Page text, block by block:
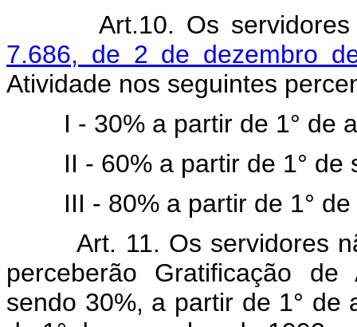
Art.10. Os
7.686, de 2 de dezembro
Atividade nos seguintes
I - 30% a partir de 1° de
II - 60% a partir de 1° de
III - 80% a partir de 1°
Art. 11. Os servidores
perceberão Gratificação
sendo 30%, a partir de 1°